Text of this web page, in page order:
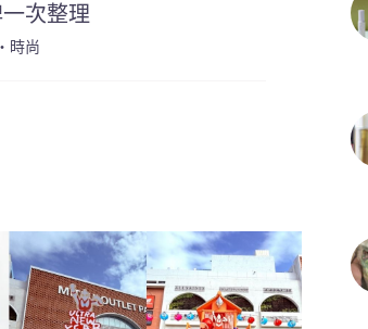
次整理
時尚